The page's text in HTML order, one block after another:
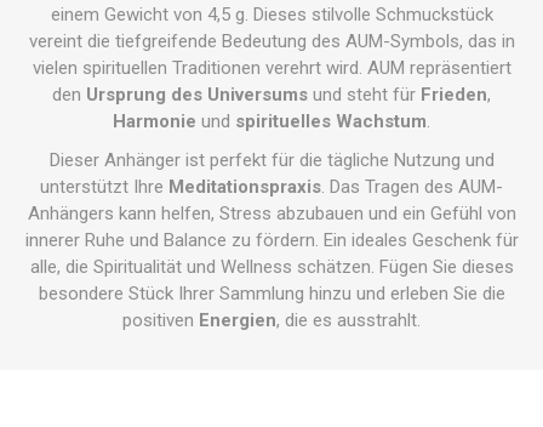
einem Gewicht von 4,5 g. Dieses stilvolle Schmuckstück
vereint die tiefgreifende Bedeutung des AUM-Symbols, das in
vielen spirituellen Traditionen verehrt wird. AUM repräsentiert
den Ursprung des Universums und steht für Frieden,
Harmonie und spirituelles Wachstum.
Dieser Anhänger ist perfekt für die tägliche Nutzung und
unterstützt Ihre Meditationspraxis. Das Tragen des AUM-
Anhängers kann helfen, Stress abzubauen und ein Gefühl von
innerer Ruhe und Balance zu fördern. Ein ideales Geschenk für
alle, die Spiritualität und Wellness schätzen. Fügen Sie dieses
besondere Stück Ihrer Sammlung hinzu und erleben Sie die
positiven Energien, die es ausstrahlt.